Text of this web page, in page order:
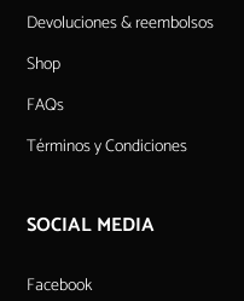
Devoluciones & reembolsos
Shop
FAQs
Términos y Condiciones
SOCIAL MEDIA
Facebook